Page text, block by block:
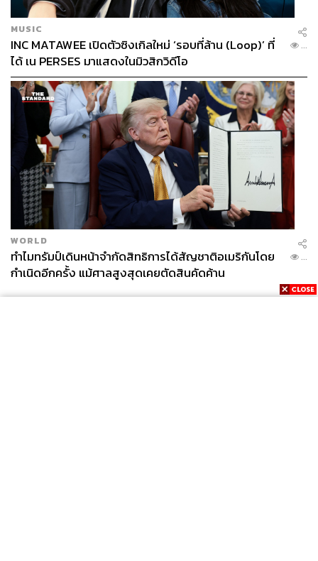
ส่งผลให้ ‘ทักษิณ ชินวัตร’ ในฐานะหัวหน้าพรรคไทยรักไทย
และผู้สมัครบัญชีรายชื่อลำดับหนึ่ง ได้รับตำแหน่งนายก
รัฐมนตรีคนที่ 23 ของประเทศไทย
MUSIC
INC MATAWEE เปิดตัวซิงเกิลใหม่ ‘รอบที่ล้าน (Loop)’ ที่
ได้ เน PERSES มาแสดงในมิวสิกวิดีโอ
...
WORLD
ทำไมทรัมป์เดินหน้าจำกัดสิทธิการได้สัญชาติอเมริกันโดย
กำเนิดอีกครั้ง แม้ศาลสูงสุดเคยตัดสินคัดค้าน
...